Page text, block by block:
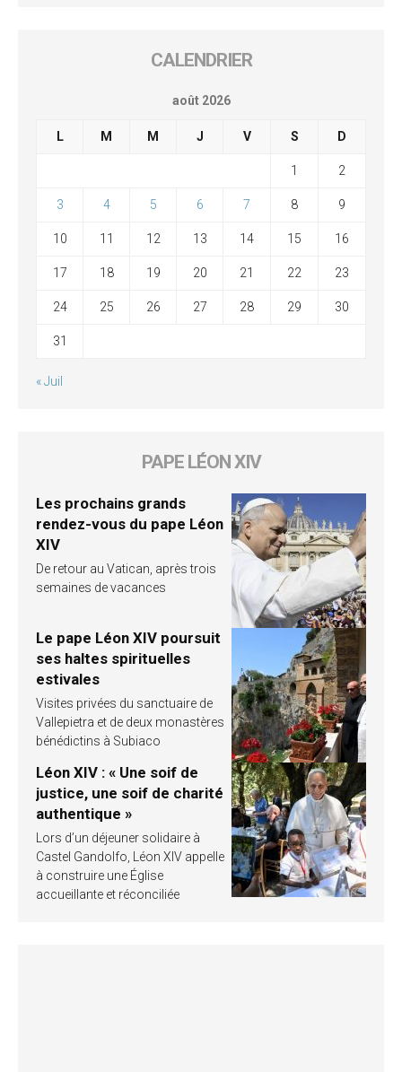
CALENDRIER
août 2026
L M M J V S D
1 2
3 4 5 6 7 8 9
10 11 12 13 14 15 16
17 18 19 20 21 22 23
24 25 26 27 28 29 30
31
« Juil
PAPE LÉON XIV
Les prochains grands
rendez-vous du pape Léon
XIV
De retour au Vatican, après trois
semaines de vacances
Le pape Léon XIV poursuit
ses haltes spirituelles
estivales
Visites privées du sanctuaire de
Vallepietra et de deux monastères
bénédictins à Subiaco
Léon XIV : « Une soif de
justice, une soif de charité
authentique »
Lors d’un déjeuner solidaire à
Castel Gandolfo, Léon XIV appelle
à construire une Église
accueillante et réconciliée